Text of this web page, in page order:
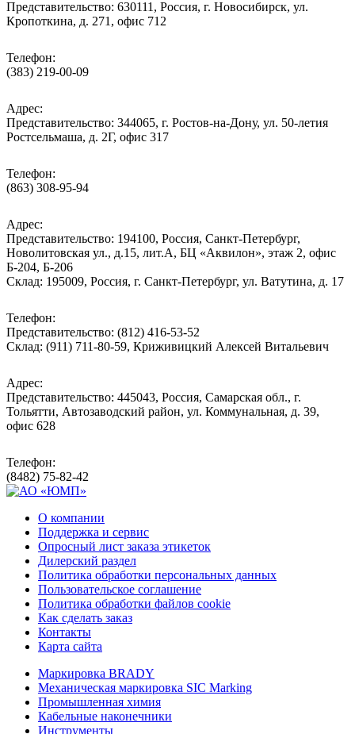
Представительство: 630111, Россия, г. Новосибирск, ул.
Кропоткина, д. 271, офис 712
Телефон:
(383) 219-00-09
Адрес:
Представительство: 344065, г. Ростов-на-Дону, ул. 50-летия
Ростсельмаша, д. 2Г, офис 317
Телефон:
(863) 308-95-94
Адрес:
Представительство: 194100, Россия, Санкт-Петербург,
Новолитовская ул., д.15, лит.А, БЦ «Аквилон», этаж 2, офис
Б-204, Б-206
Склад: 195009, Россия, г. Санкт-Петербург, ул. Ватутина, д. 17
Телефон:
Представительство: (812) 416-53-52
Склад: (911) 711-80-59, Криживицкий Алексей Витальевич
Адрес:
Представительство: 445043, Россия, Самарская обл., г.
Тольятти, Автозаводский район, ул. Коммунальная, д. 39,
офис 628
Телефон:
(8482) 75-82-42
О компании
Поддержка и сервис
Опросный лист заказа этикеток
Дилерский раздел
Политика обработки персональных данных
Пользовательское соглашение
Политика обработки файлов cookie
Как сделать заказ
Контакты
Карта сайта
Маркировка BRADY
Механическая маркировка SIC Marking
Промышленная химия
Кабельные наконечники
Инструменты